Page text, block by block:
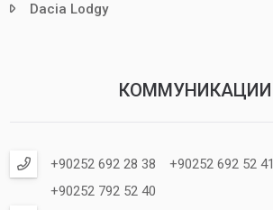
Dacia Lodgy
КОММУНИКАЦИИ
+90252 692 28 38
+90252 692 52 41
+90252 792 52 40